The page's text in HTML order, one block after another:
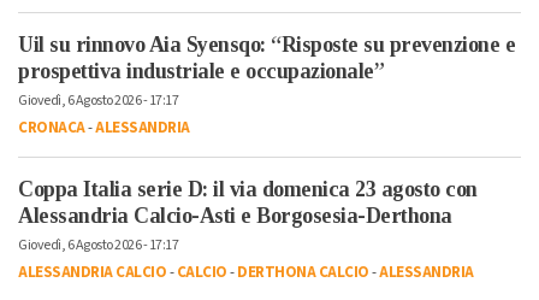
Uil su rinnovo Aia Syensqo: “Risposte su prevenzione e
prospettiva industriale e occupazionale”
Giovedì, 6 Agosto 2026 - 17:17
CRONACA-ALESSANDRIA
Coppa Italia serie D: il via domenica 23 agosto con
Alessandria Calcio-Asti e Borgosesia-Derthona
Giovedì, 6 Agosto 2026 - 17:17
ALESSANDRIA CALCIO-CALCIO-DERTHONA CALCIO-ALESSANDRIA